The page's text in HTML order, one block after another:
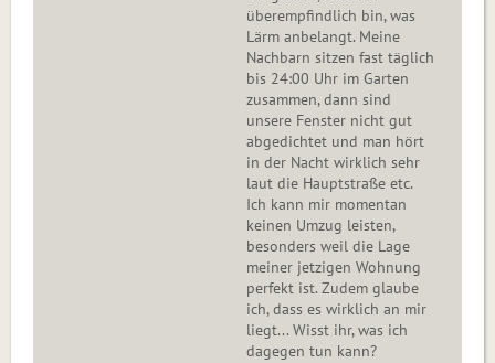
überempfindlich bin, was
Lärm anbelangt. Meine
Nachbarn sitzen fast täglich
bis 24:00 Uhr im Garten
zusammen, dann sind
unsere Fenster nicht gut
abgedichtet und man hört
in der Nacht wirklich sehr
laut die Hauptstraße etc.
Ich kann mir momentan
keinen Umzug leisten,
besonders weil die Lage
meiner jetzigen Wohnung
perfekt ist. Zudem glaube
ich, dass es wirklich an mir
liegt... Wisst ihr, was ich
dagegen tun kann?